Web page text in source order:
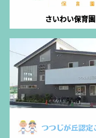
さいわい保育園